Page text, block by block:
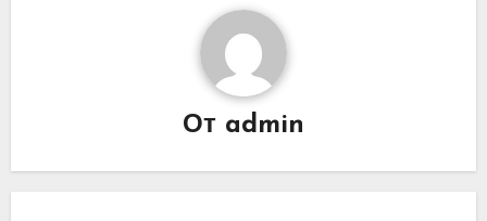
От admin